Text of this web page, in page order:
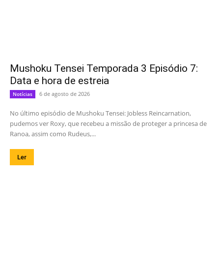
Mushoku Tensei Temporada 3 Episódio 7:
Data e hora de estreia
Notícias 6 de agosto de 2026
No último episódio de Mushoku Tensei: Jobless Reincarnation,
pudemos ver Roxy, que recebeu a missão de proteger a princesa de
Ranoa, assim como Rudeus,...
Ler